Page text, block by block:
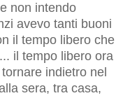
non intendo
avevo tanti buoni
il tempo libero che
il tempo libero ora
indietro nel
sera, tra casa,